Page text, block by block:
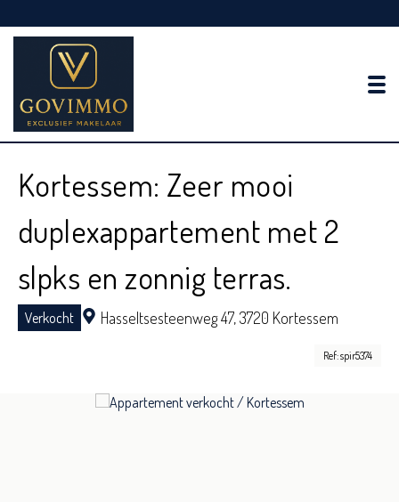
Kortessem: Zeer mooi
duplexappartement met 2
slpks en zonnig terras.
Verkocht Hasseltsesteenweg 47,3720 Kortessem
Ref: spir5374